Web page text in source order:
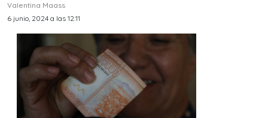
Valentina Maass
6 junio, 2024 a las 12:11